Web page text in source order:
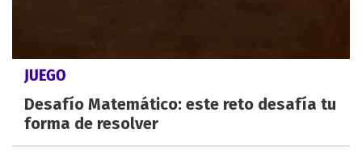
JUEGO
Desafío Matemático: este reto desafía tu
forma de resolver